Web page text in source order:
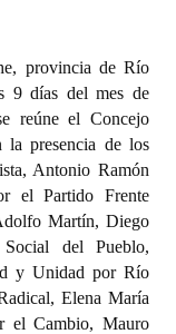
provincia de Río
9 días del mes de
reúne el Concejo
la presencia de los
Antonio Ramón
el Partido Frente
Martín, Diego
del Pueblo,
y Unidad por Río
Elena María
el Cambio, Mauro